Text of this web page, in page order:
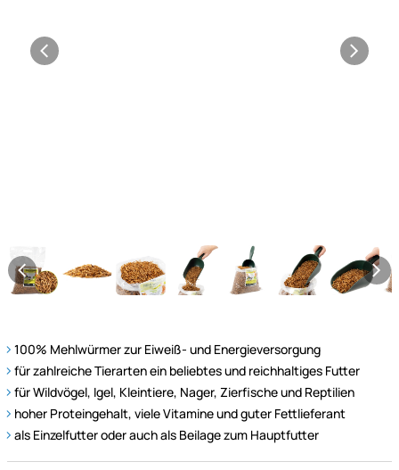
100% Mehlwürmer zur Eiweiß- und Energieversorgung
für zahlreiche Tierarten ein beliebtes und reichhaltiges Futter
für Wildvögel, Igel, Kleintiere, Nager, Zierfische und Reptilien
hoher Proteingehalt, viele Vitamine und guter Fettlieferant
als Einzelfutter oder auch als Beilage zum Hauptfutter